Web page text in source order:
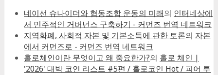
네이선 슈나이더와 협동조합 운동의 미래의 인터네상에
서 민주적인 거버넌스 구축하기 - 커먼즈 번역 네트워크
지역화폐, 사회적 자본 및 기본소득에 관한 토론의 자본
에서 커먼즈로 - 커먼즈 번역 네트워크
홀로체인이란 무엇이고 왜 중요한가?의 홀로 체인 |
'2026' 대박 코인 리스트 #5편 / 홀로코인 Hot / 피어 투